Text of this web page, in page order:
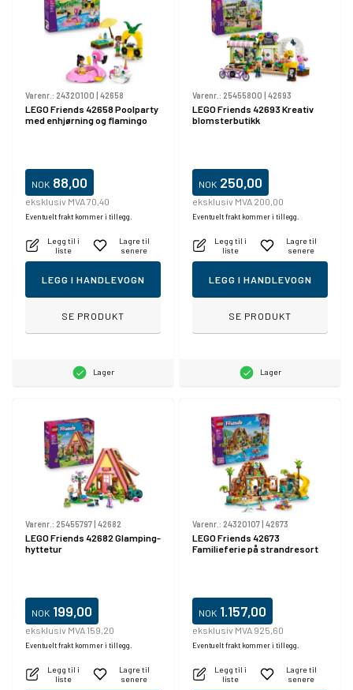
Varenr.: 24320100 42658
LEGO Friends 42658 Poolparty
med enhjørning og flamingo
NOK 88,00
eksklusiv MVA 70,40
Eventuelt frakt kommer i tillegg.
Legg til i
liste
Lagre til
senere
LEGG I HANDLEVOGN
SE PRODUKT
Lager
Varenr.: 25455800 42693
LEGO Friends 42693 Kreativ
blomsterbutikk
NOK 250,00
eksklusiv MVA 200,00
Eventuelt frakt kommer i tillegg.
Legg til i
liste
Lagre til
senere
LEGG I HANDLEVOGN
SE PRODUKT
Lager
Varenr.: 25455797| 42682
LEGO Friends 42682 Glamping-
hyttetur
NOK 199,00
eksklusiv MVA 159,20
Eventuelt frakt kommer i tillegg.
Legg til i
liste
Lagre til
senere
Varenr.: 24320107| 42673
LEGO Friends 42673
Familieferie på strandresort
NOK 1.157,00
eksklusiv MVA 925,60
Eventuelt frakt kommer i tillegg.
Legg til i
liste
Lagre til
senere